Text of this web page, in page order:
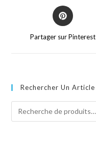
Partager sur Pinterest
Rechercher Un Article